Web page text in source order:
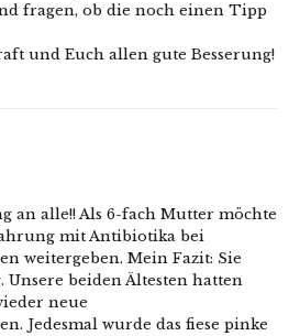
fragen, ob die noch einen Tipp
und Euch allen gute Besserung!
an alle!! Als 6-fach Mutter möchte
mit Antibiotika bei
weitergeben. Mein Fazit: Sie
beiden Ältesten hatten
neue
Jedesmal wurde das fiese pinke